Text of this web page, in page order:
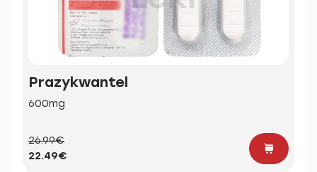
Prazykwantel
600mg
26.99€
22.49€